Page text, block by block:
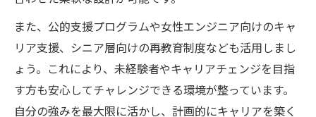
のスキル強化術
システムエンジニアの都内キャリアアップ
成功の秘訣
また、公的支援プログラムや女性エンジニア向けのキャ
リア支援、シニア層向けの再教育制度なども活用しまし
ょう。これにより、未経験者やキャリアチェンジを目指
す方も安心してチャレンジできる環境が整っています。
自分の強みを最大限に活かし、計画的にキャリアを築く